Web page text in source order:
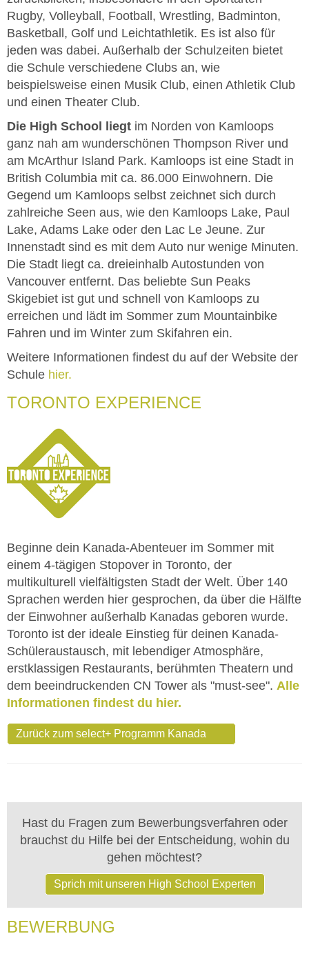
Rugby, Volleyball, Football, Wrestling, Badminton,
Basketball, Golf und Leichtathletik. Es ist also für
jeden was dabei. Außerhalb der Schulzeiten bietet
die Schule verschiedene Clubs an, wie
beispielsweise einen Musik Club, einen Athletik Club
und einen Theater Club.
Die High School liegt im Norden von Kamloops
ganz nah am wunderschönen Thompson River und
am McArthur Island Park. Kamloops ist eine Stadt in
British Columbia mit ca. 86.000 Einwohnern. Die
Gegend um Kamloops selbst zeichnet sich durch
zahlreiche Seen aus, wie den Kamloops Lake, Paul
Lake, Adams Lake oder den Lac Le Jeune. Zur
Innenstadt sind es mit dem Auto nur wenige Minuten.
Die Stadt liegt ca. dreieinhalb Autostunden von
Vancouver entfernt. Das beliebte Sun Peaks
Skigebiet ist gut und schnell von Kamloops zu
erreichen und lädt im Sommer zum Mountainbike
Fahren und im Winter zum Skifahren ein.
Weitere Informationen findest du auf der Website der
Schule hier.
TORONTO EXPERIENCE
Beginne dein Kanada-Abenteuer im Sommer mit
einem 4-tägigen Stopover in Toronto, der
multikulturell vielfältigsten Stadt der Welt. Über 140
Sprachen werden hier gesprochen, da über die Hälfte
der Einwohner außerhalb Kanadas geboren wurde.
Toronto ist der ideale Einstieg für deinen Kanada-
Schüleraustausch, mit lebendiger Atmosphäre,
erstklassigen Restaurants, berühmten Theatern und
dem beeindruckenden CN Tower als "must-see". Alle
Informationen findest du hier.
Zurück zum select+ Programm Kanada
Hast du Fragen zum Bewerbungsverfahren oder
brauchst du Hilfe bei der Entscheidung, wohin du
gehen möchtest?
Sprich mit unseren High School Experten
BEWERBUNG